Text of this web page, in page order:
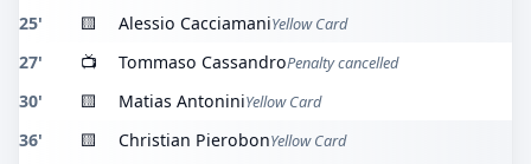
25' 🟨 Alessio CacciamaniYellow Card
27' 📺 Tommaso CassandroPenalty cancelled
30' 🟨 Matias AntoniniYellow Card
36' 🟨 Christian PierobonYellow Card